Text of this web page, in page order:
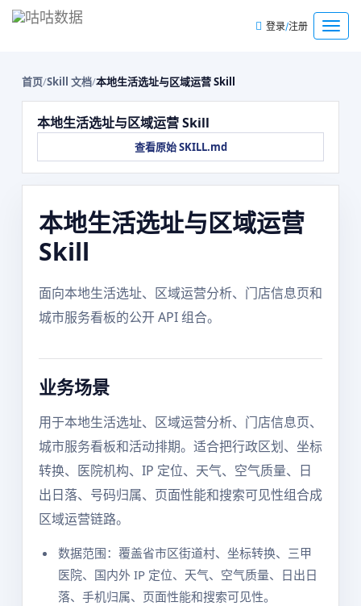
菜
单
登录/注册
首页/Skill 文档/本地生活选址与区域运营 Skill
本地生活选址与区域运营 Skill
查看原始 SKILL.md
本地生活选址与区域运营
Skill
面向本地生活选址、区域运营分析、门店信息页和
城市服务看板的公开 API 组合。
业务场景
用于本地生活选址、区域运营分析、门店信息页、
城市服务看板和活动排期。适合把行政区划、坐标
转换、医院机构、IP 定位、天气、空气质量、日
出日落、号码归属、页面性能和搜索可见性组合成
区域运营链路。
数据范围：覆盖省市区街道村、坐标转换、三甲
医院、国内外 IP 定位、天气、空气质量、日出日
落、手机归属、页面性能和搜索可见性。